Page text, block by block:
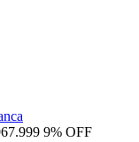
9% OFF